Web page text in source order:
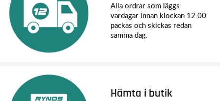
Alla ordrar som läggs
vardagar innan klockan 12.00
packas och skickas redan
samma dag.
Hämta i butik